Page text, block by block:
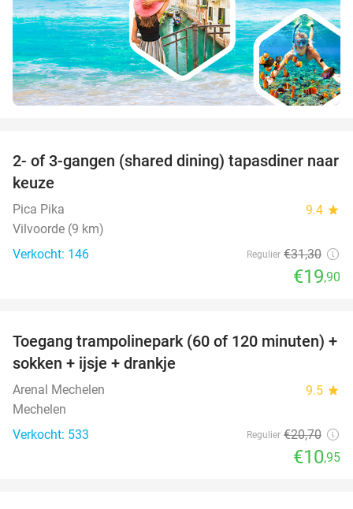
36%
2- of 3-gangen (shared dining) tapasdiner naar
keuze
Pica Pika 9.4 star
Vilvoorde (9 km)
Verkocht: 146
Regulier €31,30
€19,90
47%
Toegang trampolinepark (60 of 120 minuten) +
sokken + ijsje + drankje
Arenal Mechelen 9.5 star
Mechelen
Verkocht: 533
Regulier €20,70
€10,95